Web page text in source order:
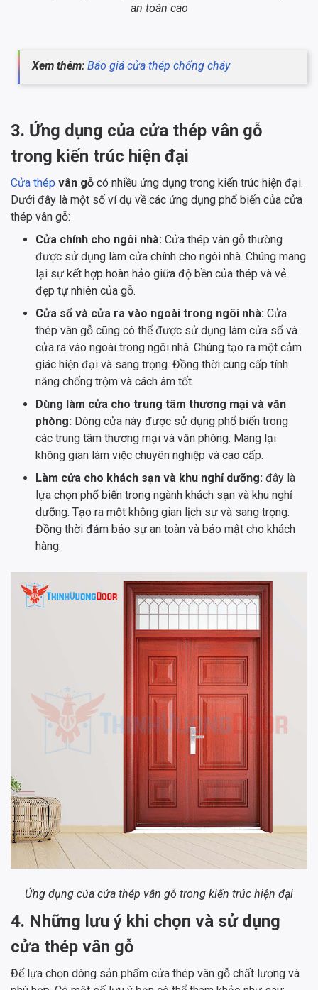
an toàn cao
Xem thêm: Báo giá cửa thép chống cháy
3. Ứng dụng của cửa thép vân gỗ
trong kiến trúc hiện đại
Cửa thép vân gỗ có nhiều ứng dụng trong kiến trúc hiện đại.
Dưới đây là một số ví dụ về các ứng dụng phổ biến của cửa
thép vân gỗ:
Cửa chính cho ngôi nhà: Cửa thép vân gỗ thường
được sử dụng làm cửa chính cho ngôi nhà. Chúng mang
lại sự kết hợp hoàn hảo giữa độ bền của thép và vẻ
đẹp tự nhiên của gỗ.
Cửa sổ và cửa ra vào ngoài trong ngôi nhà: Cửa
thép vân gỗ cũng có thể được sử dụng làm cửa sổ và
cửa ra vào ngoài trong ngôi nhà. Chúng tạo ra một cảm
giác hiện đại và sang trọng. Đồng thời cung cấp tính
năng chống trộm và cách âm tốt.
Dùng làm cửa cho trung tâm thương mại và văn
phòng: Dòng cửa này được sử dụng phổ biến trong
các trung tâm thương mại và văn phòng. Mang lại
không gian làm việc chuyên nghiệp và cao cấp.
Làm cửa cho khách sạn và khu nghỉ dưỡng: đây là
lựa chọn phổ biến trong ngành khách sạn và khu nghỉ
dưỡng. Tạo ra một không gian lịch sự và sang trọng.
Đồng thời đảm bảo sự an toàn và bảo mật cho khách
hàng.
Ứng dụng của cửa thép vân gỗ trong kiến trúc hiện đại
4. Những lưu ý khi chọn và sử dụng
cửa thép vân gỗ
Để lựa chọn dòng sản phẩm cửa thép vân gỗ chất lượng và